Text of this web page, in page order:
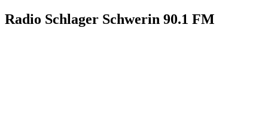
Radio Schlager Schwerin 90.1 FM